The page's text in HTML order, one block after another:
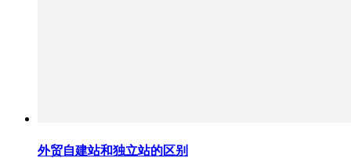
外贸自建站和独立站的区别